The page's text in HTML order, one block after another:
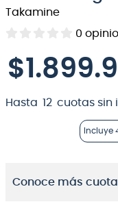
Takamine
0
$1 .899.
Hasta 12 cuotas sin
Incluye
Conoce más
8.
micrófono
10
violin